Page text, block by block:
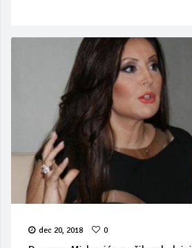
dec 20, 2018 0